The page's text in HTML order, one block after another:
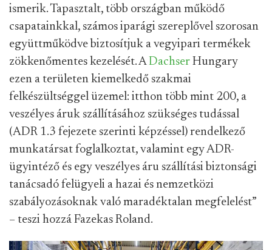
ismerik. Tapasztalt, több országban működő
csapatainkkal, számos iparági szereplővel szorosan
együttműködve biztosítjuk a vegyipari termékek
zökkenőmentes kezelését. ADachser Hungary
ezen a területen kiemelkedő szakmai
felkészültséggel üzemel: itthon több mint 200, a
veszélyes áruk szállításához szükséges tudással
(ADR 1.3 fejezete szerinti képzéssel) rendelkező
munkatársat foglalkoztat, valamint egy ADR-
ügyintéző és egy veszélyes áru szállítási biztonsági
tanácsadó felügyeli a hazai és nemzetközi
szabályozásoknak való maradéktalan megfelelést”
– teszi hozzá Fazekas Roland.